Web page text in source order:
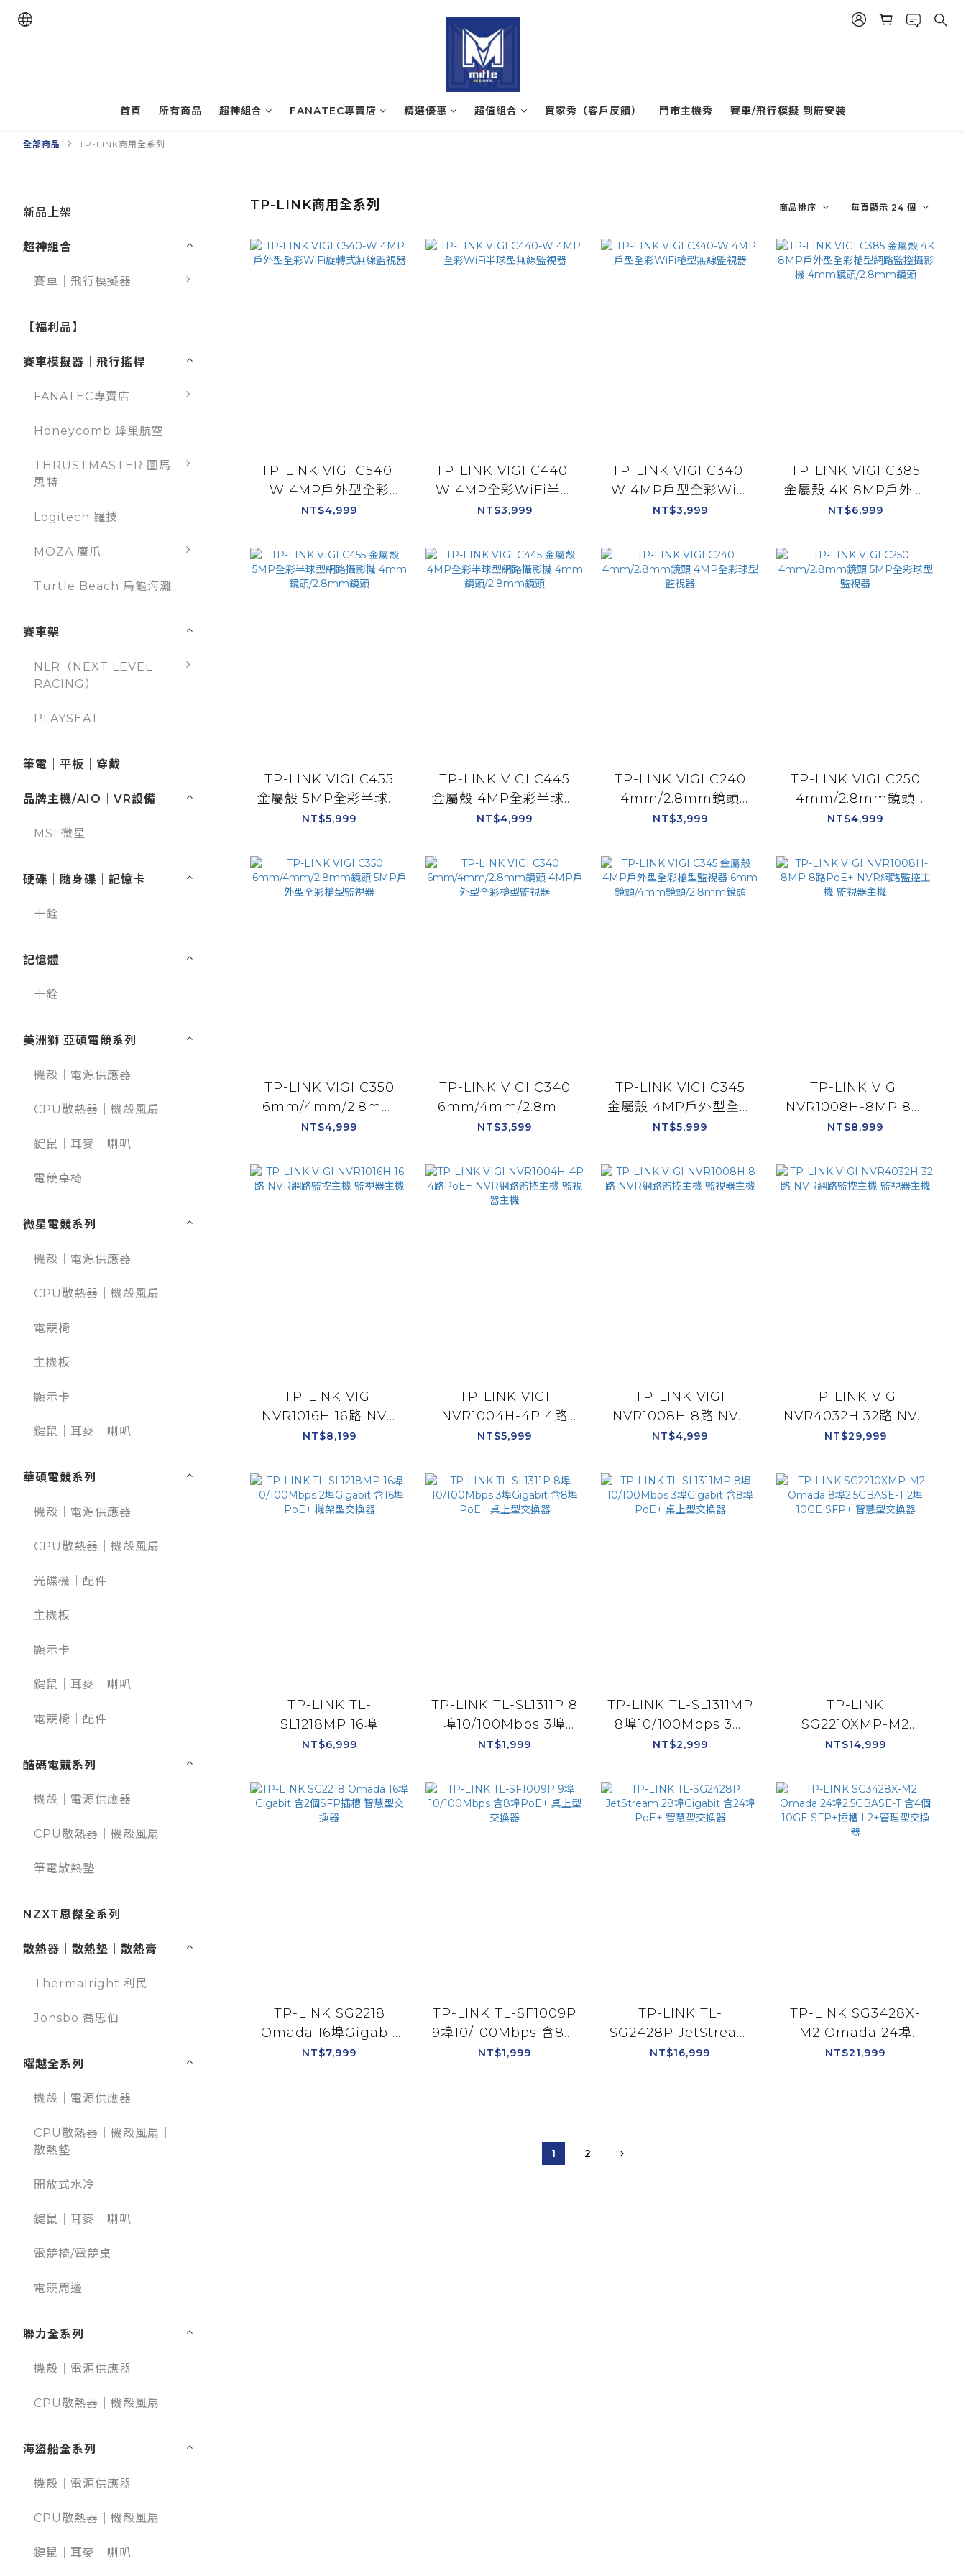
首頁 所有商品 超神組合 FANATEC專賣店 精選優惠 超值組合 買家秀（客戶反饋） 門市主機秀 賽車/飛行模擬 到府安裝
全部商品 TP-LINK商用全系列
新品上架
超神組合
賽車｜飛行模擬器
【福利品】
賽車模擬器｜飛行搖桿
FANATEC專賣店
Honeycomb 蜂巢航空
THRUSTMASTER 圖馬
思特
Logitech 羅技
MOZA 魔爪
Turtle Beach 烏龜海灘
賽車架
NLR（NEXT LEVEL
RACING）
PLAYSEAT
筆電｜平板｜穿戴
品牌主機/AIO｜VR設備
MSI 微星
硬碟｜隨身碟｜記憶卡
十銓
記憶體
十銓
美洲獅 亞碩電競系列
機殼｜電源供應器
CPU散熱器｜機殼風扇
鍵鼠｜耳麥｜喇叭
電競桌椅
微星電競系列
機殼｜電源供應器
CPU散熱器｜機殼風扇
電競椅
主機板
顯示卡
鍵鼠｜耳麥｜喇叭
華碩電競系列
機殼｜電源供應器
CPU散熱器｜機殼風扇
光碟機｜配件
主機板
顯示卡
鍵鼠｜耳麥｜喇叭
電競椅｜配件
酷碼電競系列
機殼｜電源供應器
CPU散熱器｜機殼風扇
筆電散熱墊
NZXT恩傑全系列
散熱器｜散熱墊｜散熱膏
Thermalright 利民
Jonsbo 喬思伯
曜越全系列
機殼｜電源供應器
CPU散熱器｜機殼風扇｜
散熱墊
開放式水冷
鍵鼠｜耳麥｜喇叭
電競椅/電競桌
電競周邊
聯力全系列
機殼｜電源供應器
CPU散熱器｜機殼風扇
海盜船全系列
機殼｜電源供應器
CPU散熱器｜機殼風扇
鍵鼠｜耳麥｜喇叭
TP-LINK商用全系列 商品排序 每頁顯示 24 個
TP-LINK VIGI C540-
W 4MP戶外型全彩
WiFi旋轉式無線監視器
NT$4,999
TP-LINK VIGI C440-
W 4MP全彩WiFi半球
型無線監視器
NT$3,999
TP-LINK VIGI C340-
W 4MP戶型全彩WiFi
槍型無線監視器
NT$3,999
TP-LINK VIGI C385
金屬殼 4K 8MP戶外型
全彩槍型網路監控攝影
鏡頭
NT$6,999
TP-LINK VIGI C455
金屬殼 5MP全彩半球型
網路攝影機 4mm鏡
NT$5,999
TP-LINK VIGI C445
金屬殼 4MP全彩半球型
網路攝影機 4mm鏡
NT$4,999
TP-LINK VIGI C240
4mm/2.8mm鏡頭
4MP全彩球型監視器
NT$3,999
TP-LINK VIGI C250
4mm/2.8mm鏡頭
5MP全彩球型監視器
NT$4,999
TP-LINK VIGI C350
6mm/4mm/2.8mm
鏡頭 5MP戶外型全彩槍
NT$4,999
TP-LINK VIGI C340
6mm/4mm/2.8mm
鏡頭 4MP戶外型全彩槍
NT$3,599
TP-LINK VIGI C345
金屬殼 4MP戶外型全彩
槍型監視器 6mm鏡
鏡頭
NT$5,999
TP-LINK VIGI
NVR1008H-8MP 8路
PoE+ NVR網路監控主
NT$8,999
TP-LINK VIGI
NVR1016H 16路 NVR
網路監控主機 監視器主
NT$8,199
TP-LINK VIGI
NVR1004H-4P 4路
PoE+ NVR網路監控主
NT$5,999
TP-LINK VIGI
NVR1008H 8路 NVR
網路監控主機 監視器主
NT$4,999
TP-LINK VIGI
NVR4032H 32路 NVR
網路監控主機 監視器主
NT$29,999
TP-LINK TL-
SL1218MP 16埠
10/100Mbps 2埠
機架型交換器
NT$6,999
TP-LINK TL-SL1311P 8
埠10/100Mbps 3埠
Gigabit 含8埠PoE+
NT$1,999
TP-LINK TL-SL1311MP
8埠10/100Mbps 3埠
Gigabit 含8埠PoE+
NT$2,999
TP-LINK
SG2210XMP-M2
Omada 8埠
SFP+ 智慧型交換器
NT$14,999
TP-LINK SG2218
Omada 16埠Gigabit
含2個SFP插槽 智慧型
NT$7,999
TP-LINK TL-SF1009P
9埠10/100Mbps 含8埠
PoE+ 桌上型交換器
NT$1,999
TP-LINK TL-
SG2428P JetStream
28埠Gigabit 含24埠
NT$16,999
TP-LINK SG3428X-
M2 Omada 24埠
2.5GBASE-T 含4個
NT$21,999
1 2